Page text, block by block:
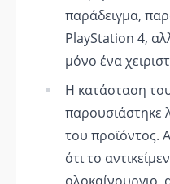
παράδειγμα,
PlayStation 4,
μόνο ένα
Η κατάσταση
παρουσιάστηκε
του προϊόντος.
ότι το